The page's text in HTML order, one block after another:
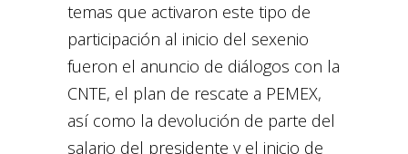
temas que activaron este tipo de
participación al inicio del sexenio
fueron el anuncio de diálogos con la
CNTE, el plan de rescate a PEMEX,
así como la devolución de parte del
salario del presidente y el inicio de